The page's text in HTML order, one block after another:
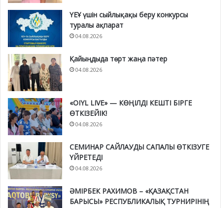
ҮЕҰ үшін сыйлықақы беру конкурсы
туралы ақпарат
04.08.2026
Қайыңдыда төрт жаңа пәтер
04.08.2026
«OIYL LIVE» — КӨҢІЛДІ КЕШТІ БІРГЕ
ӨТКІЗЕЙІК!
04.08.2026
СЕМИНАР САЙЛАУДЫ САПАЛЫ ӨТКІЗУГЕ
ҮЙРЕТЕДІ
04.08.2026
ӘМІРБЕК РАХИМОВ – «ҚАЗАҚСТАН
БАРЫСЫ» РЕСПУБЛИКАЛЫҚ ТУРНИРІНІҢ